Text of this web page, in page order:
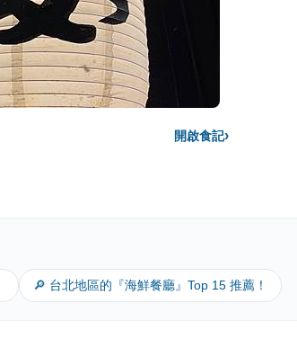
開啟食記›
🔎 台北地區的『海鮮餐廳』Top 15 推薦！